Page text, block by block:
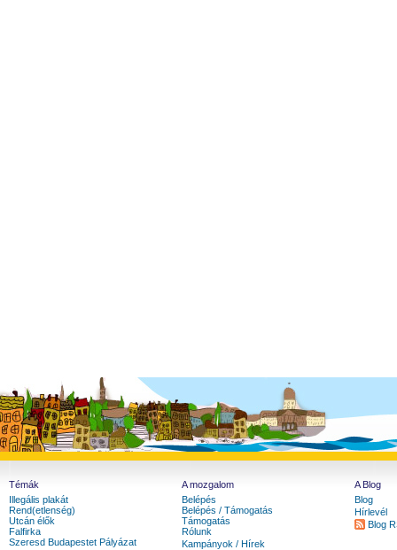
Témák
Illegális plakát
Rend(etlenség)
Utcán élők
Falfirka
Szeresd Budapestet Pályázat
A mozgalom
Belépés
Belépés / Támogatás
Támogatás
Rólunk
Kampányok / Hírek
A Blog
Blog
Hírlevél
Blog